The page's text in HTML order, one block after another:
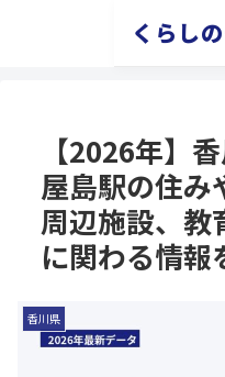
くらし
【2026年】
屋島駅の住み
周辺施設、教
に関わる情報
香川県